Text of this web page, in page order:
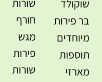
שוקולד
בר פירות
מיוחדים
תוספות
מארזי
שורות
חורף
מגש
פירות
שורות